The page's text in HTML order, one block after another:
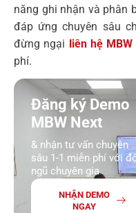
năng ghi nhận và phân
đáp ứng chuyên sâu
đừng ngại
liên hệ
phí.
Đăng ký Demo
MBW Next
& nhận tư vấn chuyên
sâu 1-1 miễn phí với
ngũ chuyên gia
NHẬN DEMO
NGAY